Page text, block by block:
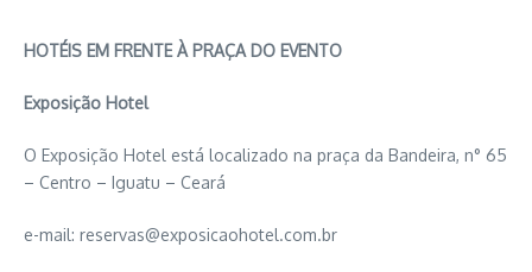
HOTÉIS EM FRENTE À PRAÇA DO EVENTO
Exposição Hotel
O Exposição Hotel está localizado na praça da Bandeira, n° 65
– Centro – Iguatu – Ceará
e-mail: reservas@exposicaohotel.com.br